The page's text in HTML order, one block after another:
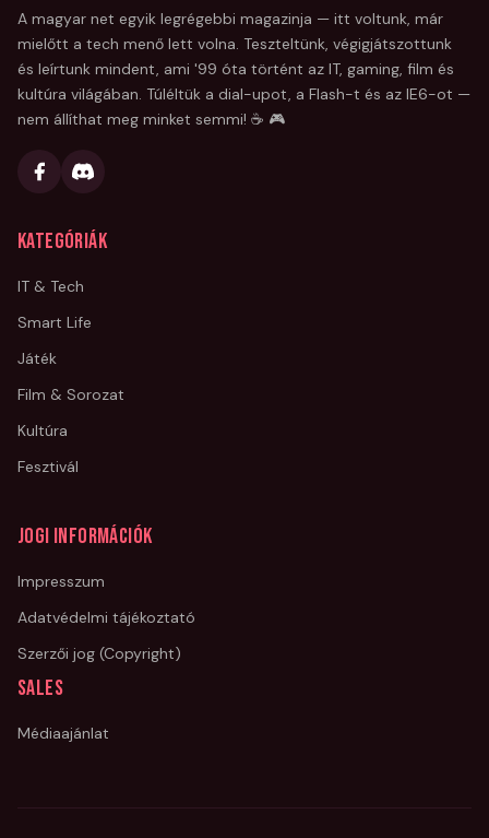
A magyar net egyik legrégebbi magazinja — itt voltunk, már
mielőtt a tech menő lett volna. Teszteltünk, végigjátszottunk
és leírtunk mindent, ami '99 óta történt az IT, gaming, film és
kultúra világában. Túléltük a dial-upot, a Flash-t és az IE6-ot —
nem állíthat meg minket semmi! ☕ 🎮
Kategóriák
IT & Tech
Smart Life
Játék
Film & Sorozat
Kultúra
Fesztivál
Jogi információk
Impresszum
Adatvédelmi tájékoztató
Szerzői jog (Copyright)
Sales
Médiaajánlat